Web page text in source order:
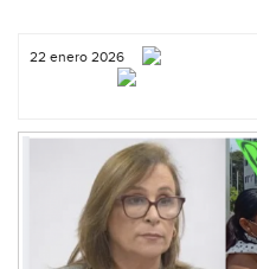
22 enero 2026